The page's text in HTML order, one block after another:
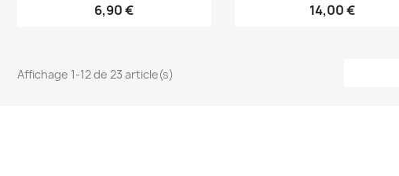
6,90 € 14,00 €
Affichage 1-12 de 23 article(s)